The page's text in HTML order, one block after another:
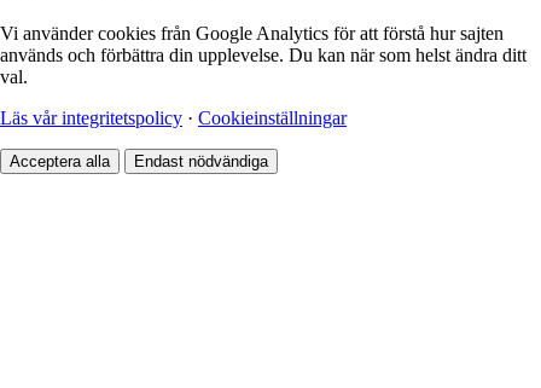
Vi använder cookies från Google Analytics för att förstå hur sajten
används och förbättra din upplevelse. Du kan när som helst ändra ditt
val.
Läs vår integritetspolicy · Cookieinställningar
Acceptera alla Endast nödvändiga